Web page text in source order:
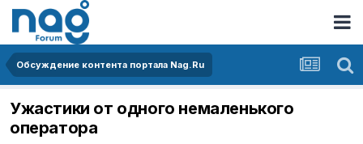
Обсуждение контента портала Nag.Ru
Ужастики от одного немаленького
оператора